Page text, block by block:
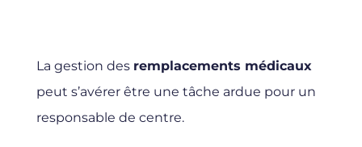
La gestion des remplacements médicaux
peut s’avérer être une tâche ardue pour un
responsable de centre.